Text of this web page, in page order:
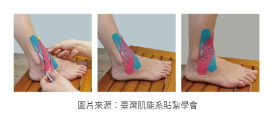
圖片來源：臺灣肌能系貼紮學會